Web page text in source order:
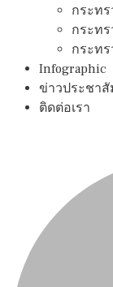
กระท
กระท
กระท
Infographic
ข่าวประชา
ติดต่อเรา